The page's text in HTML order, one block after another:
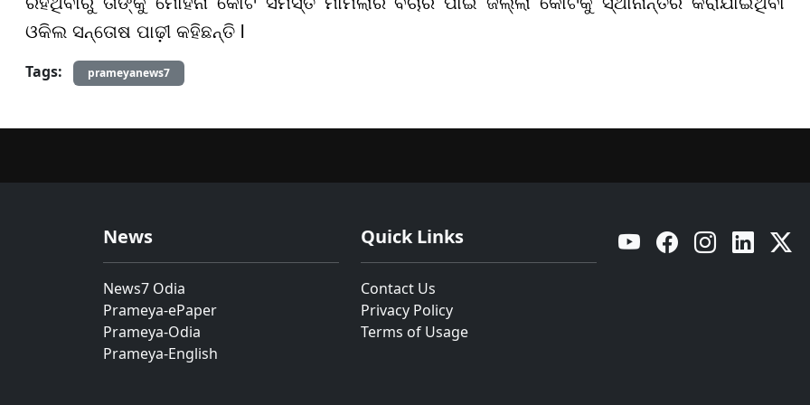
ଓକିଲ ସନ୍ତୋଷ ପାଢ଼ୀ କହିଛନ୍ତି l
Tags:
prameyanews7
News
News7 Odia
Prameya-ePaper
Prameya-Odia
Prameya-English
Quick Links
Contact Us
Privacy Policy
Terms of Usage
YouTube Facebook Instagram